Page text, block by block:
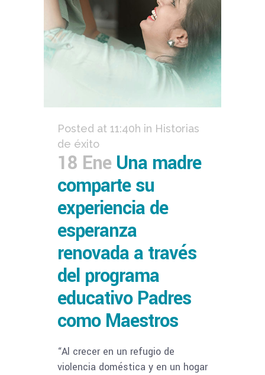
18 Ene Una madre
comparte su
experiencia de
esperanza
renovada a través
del programa
educativo Padres
como Maestros
Posted at 11:40h in Historias
de éxito
“Al crecer en un refugio de
violencia doméstica y en un hogar